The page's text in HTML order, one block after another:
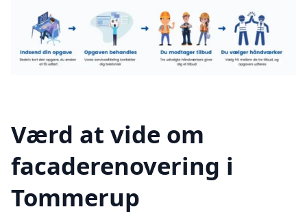
Værd at vide om
facaderenovering i
Tommerup